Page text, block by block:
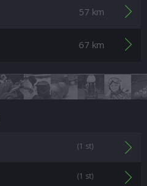
57 km
67 km
(1 st)
(1 st)